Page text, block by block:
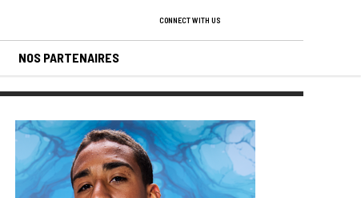
CONNECT WITH US
NOS PARTENAIRES